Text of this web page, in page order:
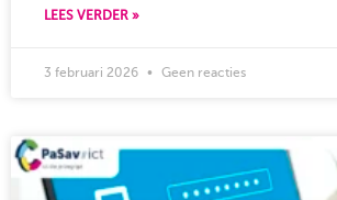
LEES VERDER »
3 februari 2026 Geen reacties